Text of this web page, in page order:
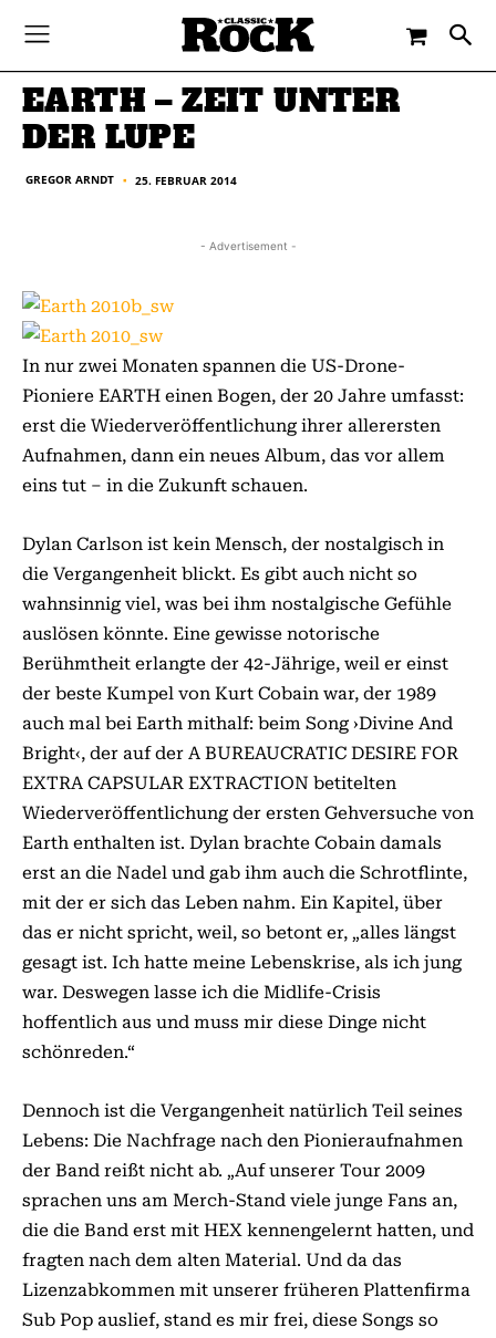
GREGOR ARNDT - 25. FEBRUAR 2014
EARTH – ZEIT UNTER
DER LUPE
GREGOR ARNDT ■ 25. FEBRUAR 2014
- Advertisement -
In nur zwei Monaten spannen die US-Drone-
Pioniere EARTH einen Bogen, der 20 Jahre umfasst:
erst die Wiederveröffentlichung ihrer allerersten
Aufnahmen, dann ein neues Album, das vor allem
eins tut – in die Zukunft schauen.
Dylan Carlson ist kein Mensch, der nostalgisch in
die Vergangenheit blickt. Es gibt auch nicht so
wahnsinnig viel, was bei ihm nostalgische Gefühle
auslösen könnte. Eine gewisse notorische
Berühmtheit erlangte der 42-Jährige, weil er einst
der beste Kumpel von Kurt Cobain war, der 1989
auch mal bei Earth mithalf: beim Song ›Divine And
Bright‹, der auf der A BUREAUCRATIC DESIRE FOR
EXTRA CAPSULAR EXTRACTION betitelten
Wiederveröffentlichung der ersten Gehversuche von
Earth enthalten ist. Dylan brachte Cobain damals
erst an die Nadel und gab ihm auch die Schrotflinte,
mit der er sich das Leben nahm. Ein Kapitel, über
das er nicht spricht, weil, so betont er, „alles längst
gesagt ist. Ich hatte meine Lebenskrise, als ich jung
war. Deswegen lasse ich die Midlife-Crisis
hoffentlich aus und muss mir diese Dinge nicht
schönreden.“
Dennoch ist die Vergangenheit natürlich Teil seines
Lebens: Die Nachfrage nach den Pionieraufnahmen
der Band reißt nicht ab. „Auf unserer Tour 2009
sprachen uns am Merch-Stand viele junge Fans an,
die die Band erst mit HEX ken­nen­gelernt hatten, und
fragten nach dem alten Material. Und da das
Lizenzabkommen mit unserer früheren Plattenfirma
Sub Pop auslief, stand es mir frei, diese Songs so